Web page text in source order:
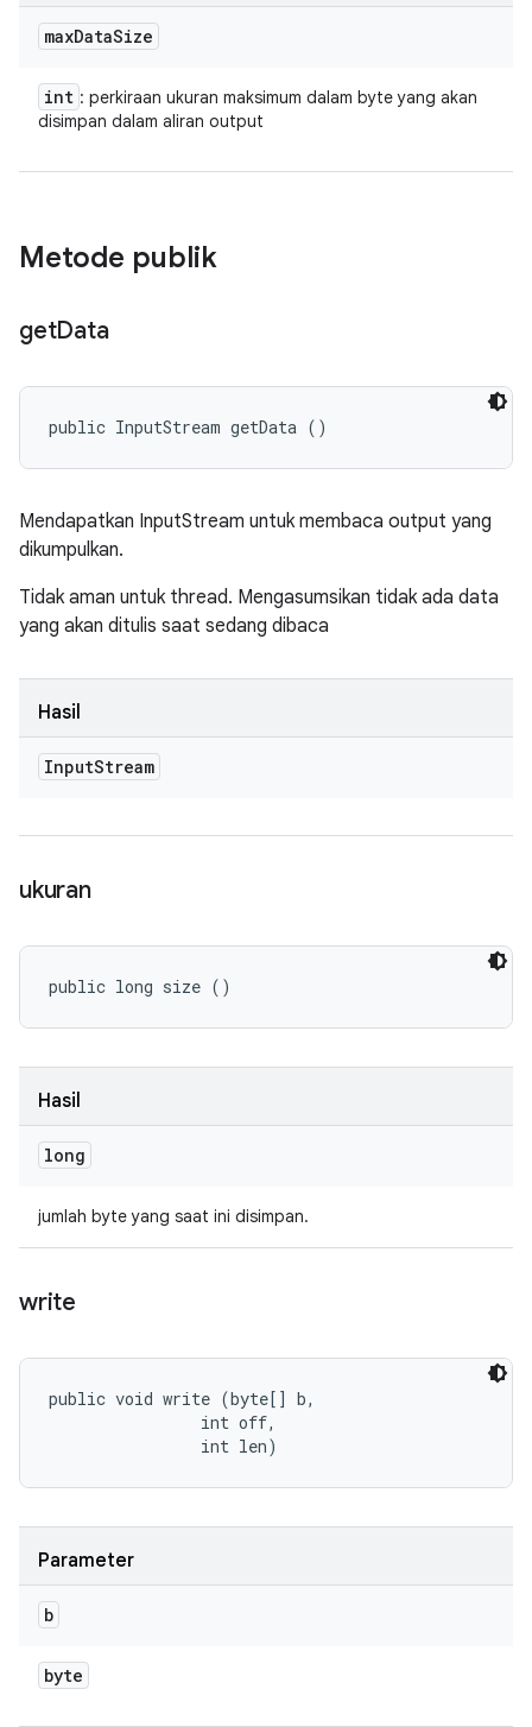
maxDataSize
int : perkiraan ukuran maksimum dalam byte yang akan
disimpan dalam aliran output
Metode publik
getData
public InputStream getData ()
Mendapatkan InputStream untuk membaca output yang
dikumpulkan.
Tidak aman untuk thread. Mengasumsikan tidak ada data
yang akan ditulis saat sedang dibaca
Hasil
InputStream
ukuran
public long size ()
Hasil
long
jumlah byte yang saat ini disimpan.
write
public void write (byte[] b,
                int off,
                int len)
Parameter
b
byte